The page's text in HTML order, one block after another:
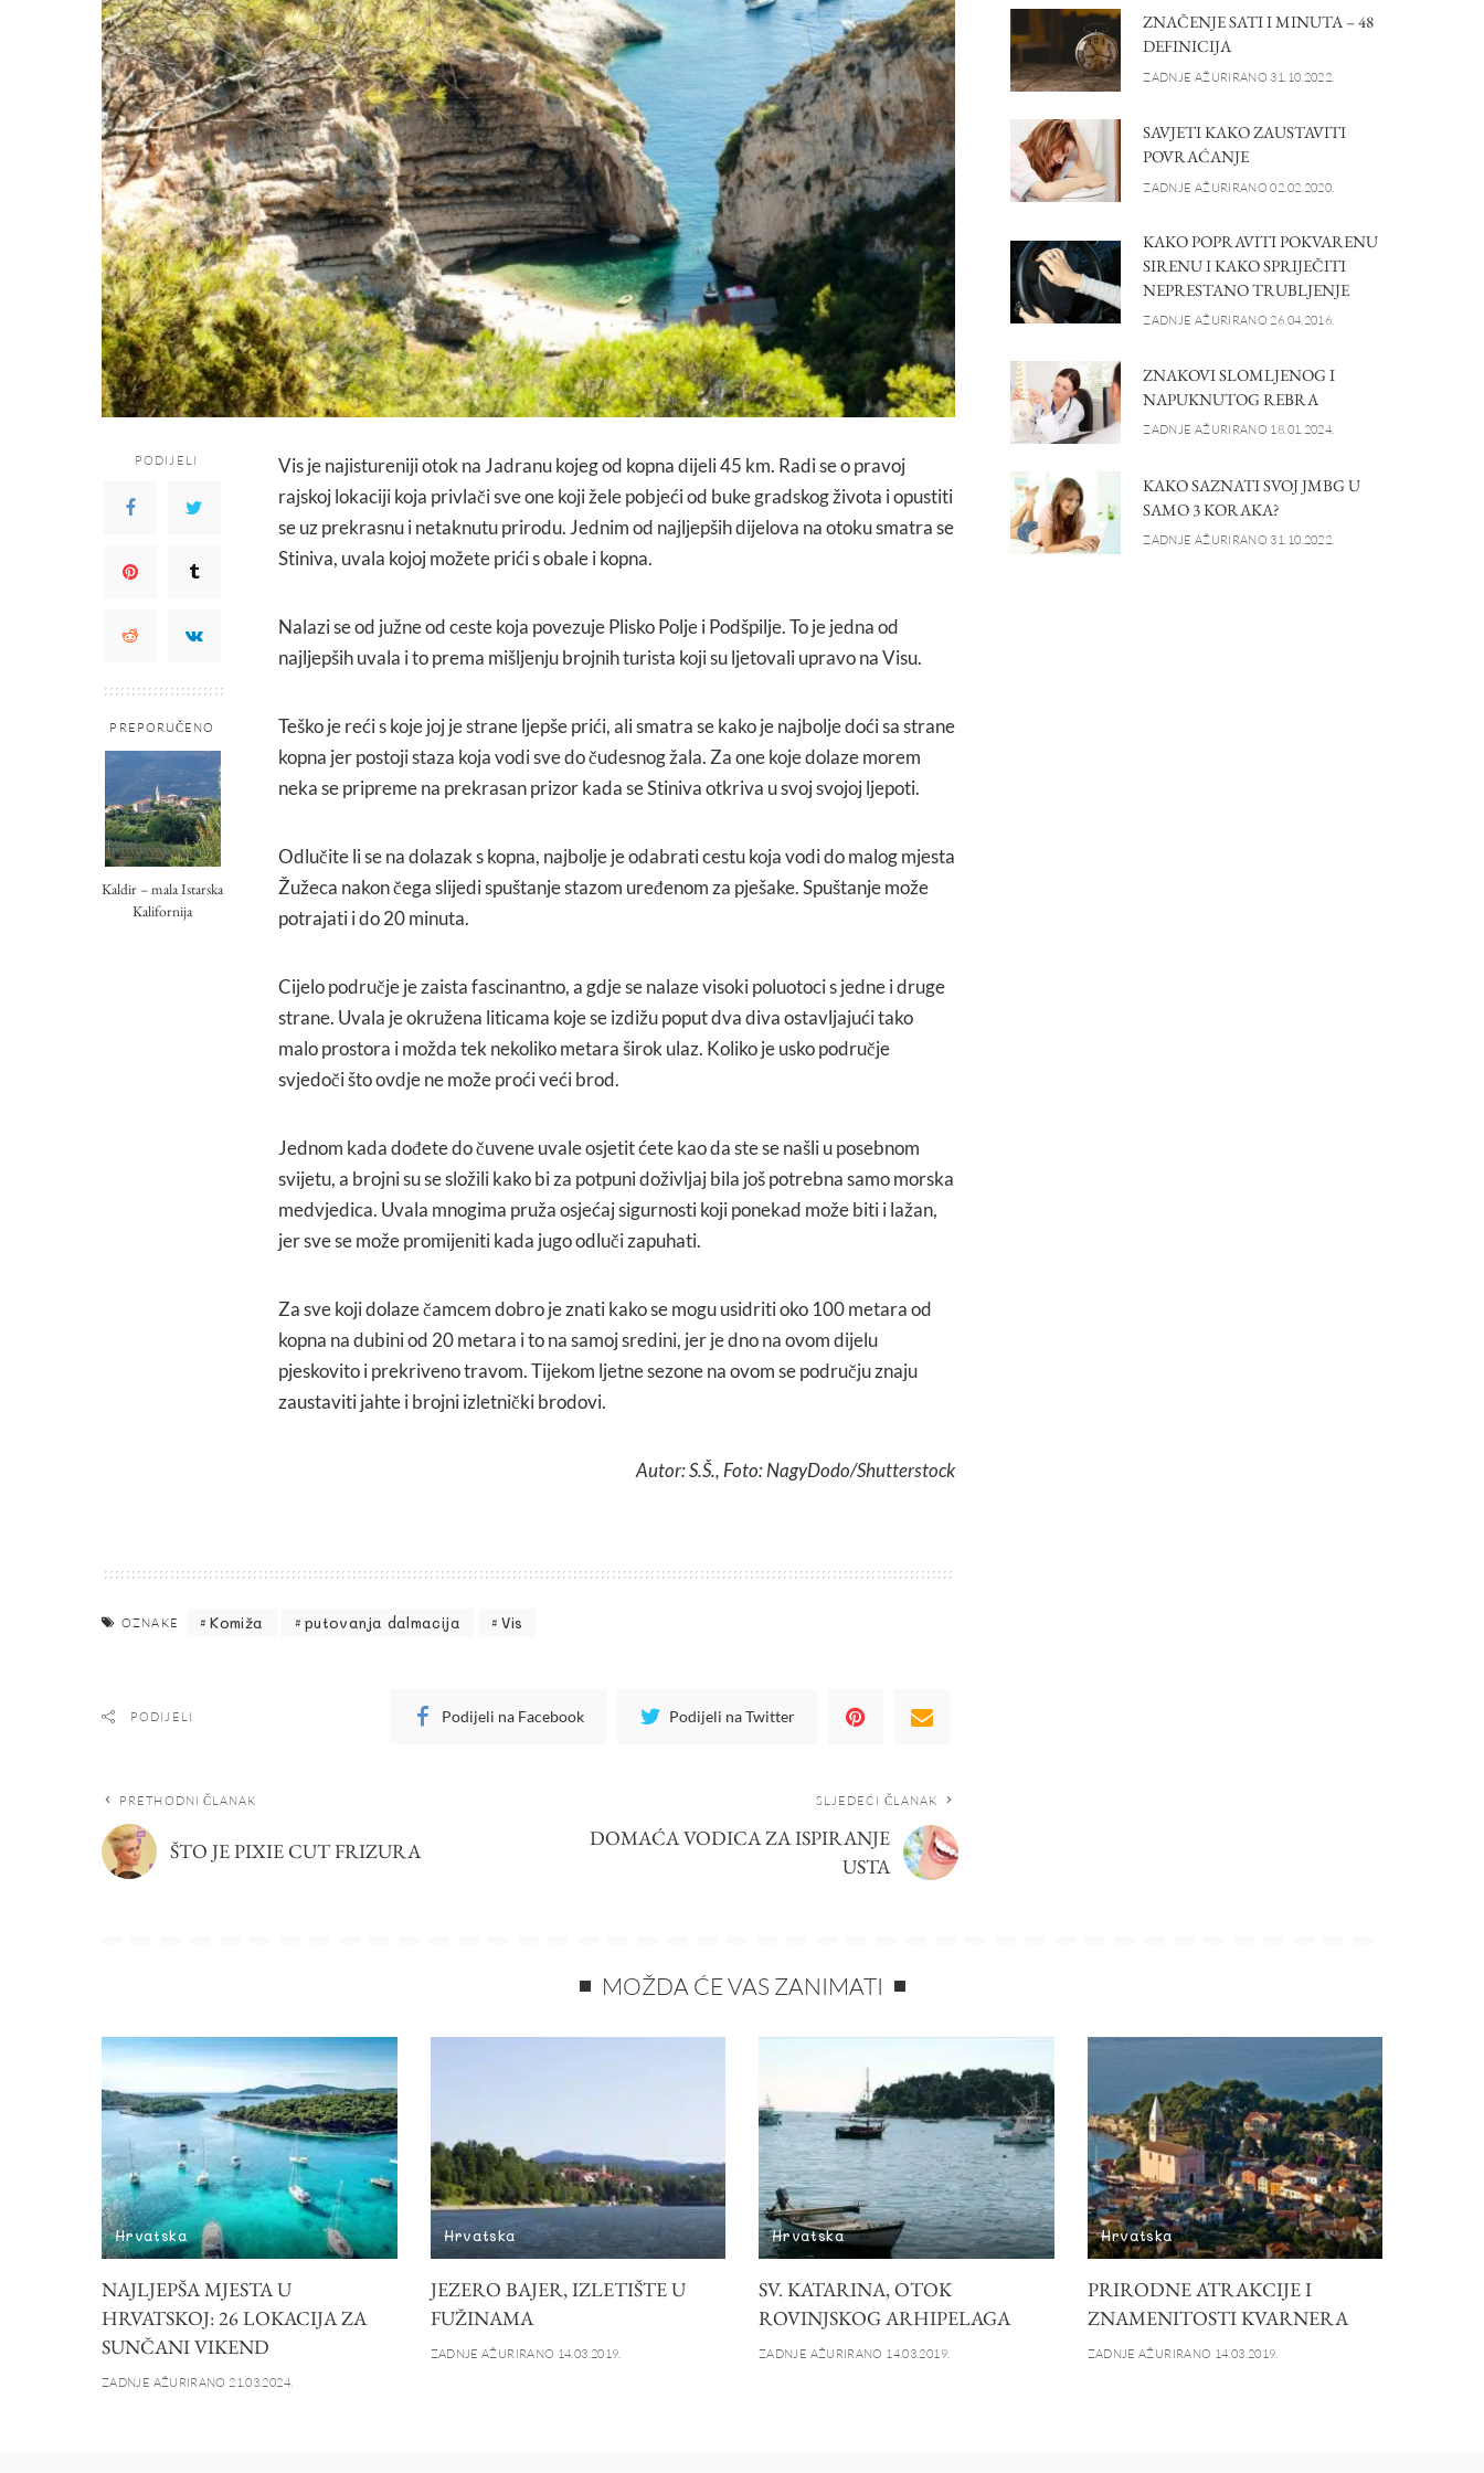
PODIJELI
PREPORUČENO
Kaldir – mala Istarska
Kalifornija
Vis je najistureniji otok na Jadranu kojeg od kopna dijeli 45 km. Radi se o pravoj
rajskoj lokaciji koja privlači sve one koji žele pobjeći od buke gradskog života i opustiti
se uz prekrasnu i netaknutu prirodu. Jednim od najljepših dijelova na otoku smatra se
Stiniva, uvala kojoj možete prići s obale i kopna.
Nalazi se od južne od ceste koja povezuje Plisko Polje i Podšpilje. To je jedna od
najljepših uvala i to prema mišljenju brojnih turista koji su ljetovali upravo na Visu.
Teško je reći s koje joj je strane ljepše prići, ali smatra se kako je najbolje doći sa strane
kopna jer postoji staza koja vodi sve do čudesnog žala. Za one koje dolaze morem
neka se pripreme na prekrasan prizor kada se Stiniva otkriva u svoj svojoj ljepoti.
Odlučite li se na dolazak s kopna, najbolje je odabrati cestu koja vodi do malog mjesta
Žužeca nakon čega slijedi spuštanje stazom uređenom za pješake. Spuštanje može
potrajati i do 20 minuta.
Cijelo područje je zaista fascinantno, a gdje se nalaze visoki poluotoci s jedne i druge
strane. Uvala je okružena liticama koje se izdižu poput dva diva ostavljajući tako
malo prostora i možda tek nekoliko metara širok ulaz. Koliko je usko područje
svjedoči što ovdje ne može proći veći brod.
Jednom kada dođete do čuvene uvale osjetit ćete kao da ste se našli u posebnom
svijetu, a brojni su se složili kako bi za potpuni doživljaj bila još potrebna samo morska
medvjedica. Uvala mnogima pruža osjećaj sigurnosti koji ponekad može biti i lažan,
jer sve se može promijeniti kada jugo odluči zapuhati.
Za sve koji dolaze čamcem dobro je znati kako se mogu usidriti oko 100 metara od
kopna na dubini od 20 metara i to na samoj sredini, jer je dno na ovom dijelu
pjeskovito i prekriveno travom. Tijekom ljetne sezone na ovom se području znaju
zaustaviti jahte i brojni izletnički brodovi.
Autor: S.Š., Foto: NagyDodo/Shutterstock
OZNAKE Komiža putovanja dalmacija Vis
PODIJELI Podijeli na Facebook Podijeli na Twitter
PRETHODNI ČLANAK
ŠTO JE PIXIE CUT FRIZURA
SLJEDEĆI ČLANAK
DOMAĆA VODICA ZA ISPIRANJE
USTA
ZNAČENJE SATI I MINUTA – 48
DEFINICIJA
ZADNJE AŽURIRANO 31.10.2022.
SAVJETI KAKO ZAUSTAVITI
POVRAĆANJE
ZADNJE AŽURIRANO 02.02.2020.
KAKO POPRAVITI POKVARENU
SIRENU I KAKO SPRIJEČITI
NEPRESTANO TRUBLJENJE
ZADNJE AŽURIRANO 26.04.2016.
ZNAKOVI SLOMLJENOG I
NAPUKNUTOG REBRA
ZADNJE AŽURIRANO 18.01.2024.
KAKO SAZNATI SVOJ JMBG U
SAMO 3 KORAKA?
ZADNJE AŽURIRANO 31.10.2022.
MOŽDA ĆE VAS ZANIMATI
Hrvatska
NAJLJEPŠA MJESTA U
HRVATSKOJ: 26 LOKACIJA ZA
SUNČANI VIKEND
ZADNJE AŽURIRANO 21.03.2024.
Hrvatska
JEZERO BAJER, IZLETIŠTE U
FUŽINAMA
ZADNJE AŽURIRANO 14.03.2019.
Hrvatska
SV. KATARINA, OTOK
ROVINJSKOG ARHIPELAGA
ZADNJE AŽURIRANO 14.03.2019.
Hrvatska
PRIRODNE ATRAKCIJE I
ZNAMENITOSTI KVARNERA
ZADNJE AŽURIRANO 14.03.2019.